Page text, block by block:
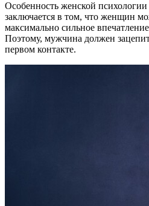
Особенность женской
заключается в том, что женщин
максимально сильное
Поэтому, мужчина должен
первом контакте.